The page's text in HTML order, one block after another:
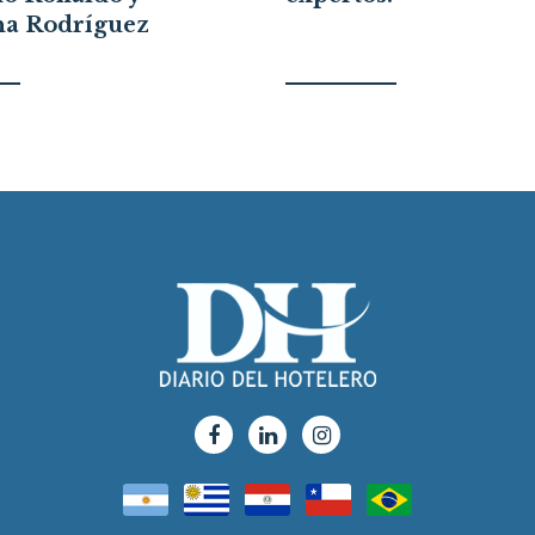
Rodríguez